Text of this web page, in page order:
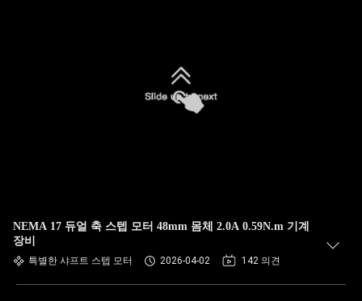
NEMA 17 듀얼 축 스텝 모터 48mm 몸체 2.0A 0.59N.m 기계
장비
특별한 샤프트 스텝 모터 2026-04-02 142 의견